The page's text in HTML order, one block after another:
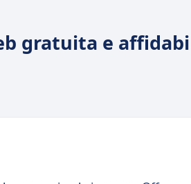
gratuita e